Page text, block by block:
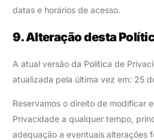
datas e horários de acesso.
9. Alteração desta
A atual versão da Política de
atualizada pela última vez em: 25
Reservamos o direito de modificar
Privacidade a qualquer tempo,
adequação a eventuais alterações